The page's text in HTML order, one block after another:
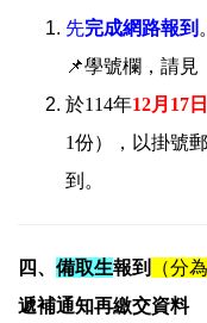
先完成網路報到 。
📌學號欄，請見
於114年12月17日
1份），以掛號
到。
四、 備取生報到 （分
遞補通知再繳交資料